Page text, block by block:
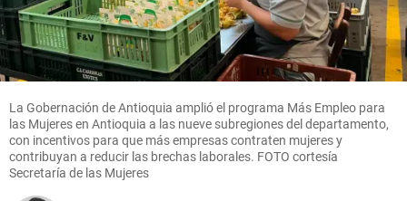
La Gobernación de Antioquia amplió el programa Más Empleo para
las Mujeres en Antioquia a las nueve subregiones del departamento,
con incentivos para que más empresas contraten mujeres y
contribuyan a reducir las brechas laborales. FOTO cortesía
Secretaría de las Mujeres